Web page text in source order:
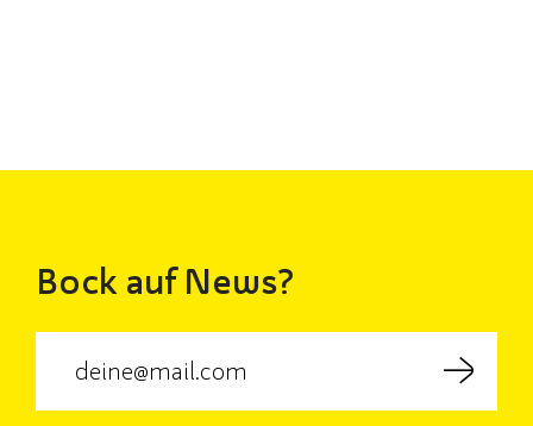
Bock auf News?